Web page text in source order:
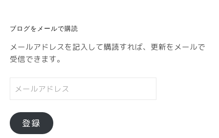
ー
ブログをメールで購読
メールアドレスを記入して購読すれば、更新をメールで
受信できます。
ー
ア
ド
登録